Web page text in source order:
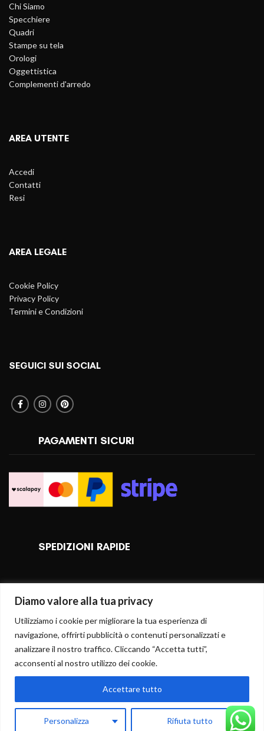
Diamo valore alla tua privacy
Utilizziamo i cookie per migliorare la tua esperienza di
navigazione, offrirti pubblicità o contenuti personalizzati e
analizzare il nostro traffico. Cliccando “Accetta tutti”,
acconsenti al nostro utilizzo dei cookie.
Personalizza Rifiuta tutto
Accettare tutto
Chi Siamo
Specchiere
Quadri
Stampe su tela
Orologi
Oggettistica
Complementi d'arredo
AREA UTENTE
Accedi
Contatti
Resi
AREA LEGALE
Cookie Policy
Privacy Policy
Termini e Condizioni
SEGUICI SUI SOCIAL
PAGAMENTI SICURI
SPEDIZIONI RAPIDE